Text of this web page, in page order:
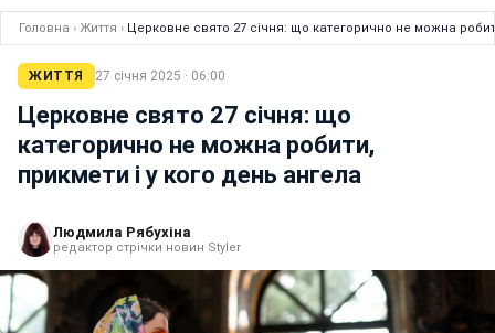
Головна › Життя › Церковне свято 27 січня: що категорично не можна
ЖИТТЯ 27 січня 2025 · 06:00
Церковне свято 27 січня: що
категорично не можна робити,
прикмети і у кого день ангела
Людмила Рябухіна
редактор стрічки новин Styler